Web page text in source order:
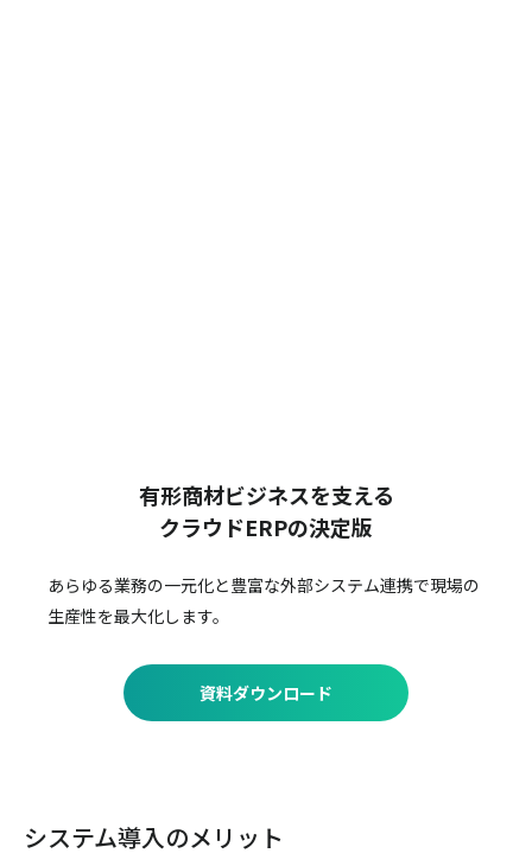
有形商材ビジネスを支える
クラウドERPの決定版
あらゆる業務の一元化と豊富な外部システム連携で現場の
生産性を最大化します。
資料ダウンロード
システム導入のメリット